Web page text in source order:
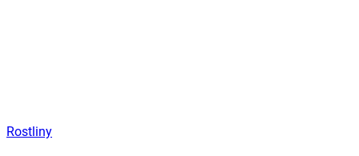
Rostliny